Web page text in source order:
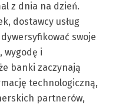
z dnia na dzień.
dostawcy usług
swoje
wygodę i
banki zaczynają
technologiczną,
partnerów,